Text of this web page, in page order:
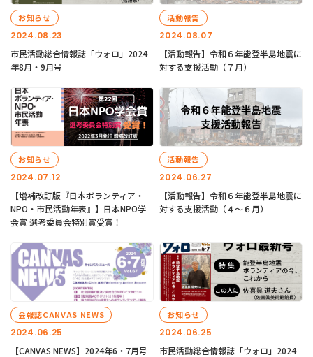
2024.08.23
お知らせ
市民活動総合情報誌「ウォロ」2024
年8月・9月号
2024.08.07
活動報告
【活動報告】令和６年能登半島地震に
対する支援活動（７月）
2024.07.12
お知らせ
【増補改訂版『日本ボランティア・
NPO・市民活動年表』】日本NPO学
会賞 選考委員会特別賞受賞！
2024.06.27
活動報告
【活動報告】令和６年能登半島地震に
対する支援活動（４〜６月）
2024.06.25
会報誌CANVAS NEWS
【CANVAS NEWS】2024年6・7月号
2024.06.25
お知らせ
市民活動総合情報誌「ウォロ」2024